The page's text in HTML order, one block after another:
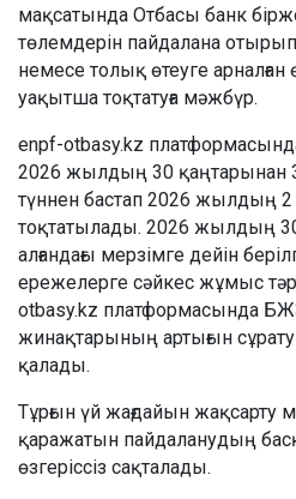
мақсатында Отбасы банк
төлемдерін пайдалана
немесе толық өтеуге
уақытша тоқтатуға мәжбүр.
enpf-otbasy.kz
2026 жылдың 30 қаңтарынан
түннен бастап 2026 жылдың
тоқтатылады. 2026 жылдың
алғандағы мерзімге дейін
ережелерге сәйкес жұмыс
otbasy.kz платформасында
жинақтарының артығын сұрату
қалады.
Тұрғын үй жағдайын жақсарту
қаражатын пайдаланудың
өзгеріссіз сақталады.